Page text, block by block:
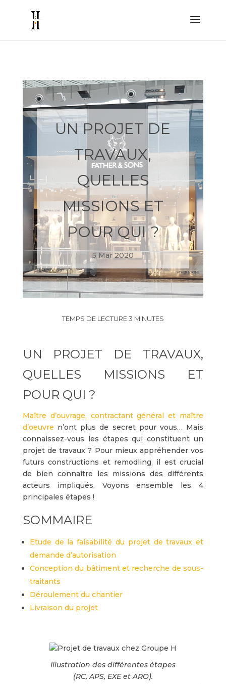
UN PROJET DE
TRAVAUX,
QUELLES
MISSIONS ET
POUR QUI ?
5 Mar 2020
UN PROJET DE TRAVAUX,
QUELLES MISSIONS ET
POUR QUI ?
Maître d’ouvrage, contractant général et maître
d’oeuvre n’ont plus de secret pour vous… Mais
connaissez-vous les étapes qui constituent un
projet de travaux ? Pour mieux appréhender vos
futurs constructions et remodling, il est crucial
de bien connaître les missions des différents
acteurs impliqués. Voyons ensemble les 4
principales étapes !
SOMMAIRE
Etude de la faisabilité du projet de travaux et
demande d’autorisation
Conception du bâtiment et recherche de sous-
traitants
Déroulement du chantier
Livraison du projet
Illustration des différentes étapes
(RC, APS, EXE et ARO).